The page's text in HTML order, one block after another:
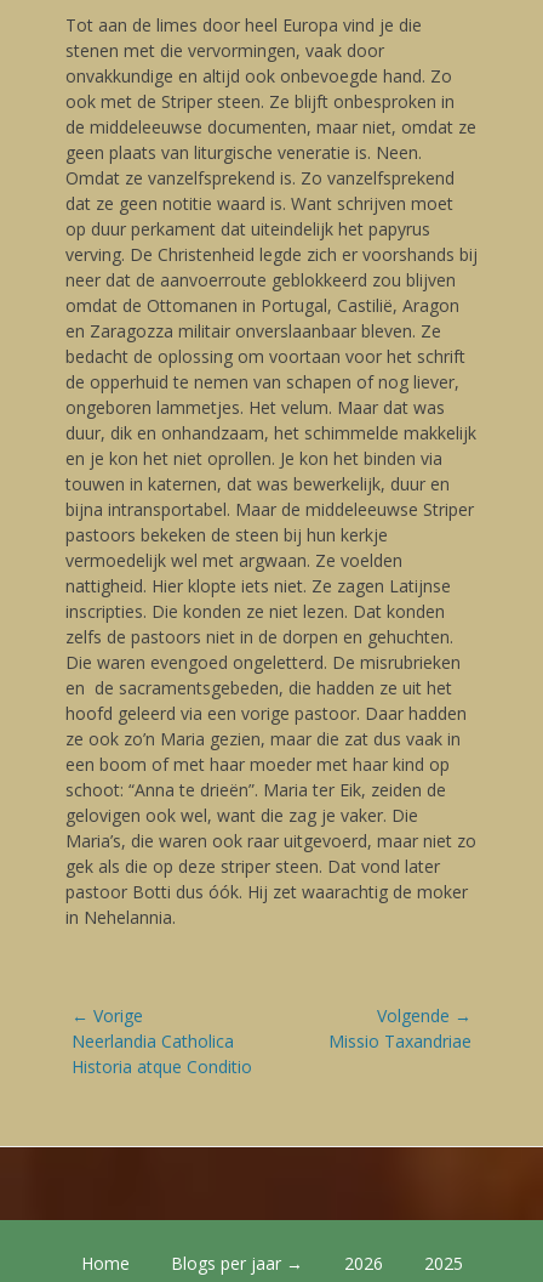
Tot aan de limes door heel Europa vind je die
stenen met die vervormingen, vaak door
onvakkundige en altijd ook onbevoegde hand. Zo
ook met de Striper steen. Ze blijft onbesproken in
de middeleeuwse documenten, maar niet, omdat ze
geen plaats van liturgische veneratie is. Neen.
Omdat ze vanzelfsprekend is. Zo vanzelfsprekend
dat ze geen notitie waard is. Want schrijven moet
op duur perkament dat uiteindelijk het papyrus
verving. De Christenheid legde zich er voorshands bij
neer dat de aanvoerroute geblokkeerd zou blijven
omdat de Ottomanen in Portugal, Castilië, Aragon
en Zaragozza militair onverslaanbaar bleven. Ze
bedacht de oplossing om voortaan voor het schrift
de opperhuid te nemen van schapen of nog liever,
ongeboren lammetjes. Het velum. Maar dat was
duur, dik en onhandzaam, het schimmelde makkelijk
en je kon het niet oprollen. Je kon het binden via
touwen in katernen, dat was bewerkelijk, duur en
bijna intransportabel. Maar de middeleeuwse Striper
pastoors bekeken de steen bij hun kerkje
vermoedelijk wel met argwaan. Ze voelden
nattigheid. Hier klopte iets niet. Ze zagen Latijnse
inscripties. Die konden ze niet lezen. Dat konden
zelfs de pastoors niet in de dorpen en gehuchten.
Die waren evengoed ongeletterd. De misrubrieken
en de sacramentsgebeden, die hadden ze uit het
hoofd geleerd via een vorige pastoor. Daar hadden
ze ook zo’n Maria gezien, maar die zat dus vaak in
een boom of met haar moeder met haar kind op
schoot: “Anna te drieën”. Maria ter Eik, zeiden de
gelovigen ook wel, want die zag je vaker. Die
Maria’s, die waren ook raar uitgevoerd, maar niet zo
gek als die op deze striper steen. Dat vond later
pastoor Botti dus óók. Hij zet waarachtig de moker
in Nehelannia.
Bericht
navigatie
← Vorige
Vorige
blog:
Neerlandia Catholica
Historia atque Conditio
Volgende →
VolgendeMissio Taxandriae
Footer Menu
Home Blogs per jaar → 2026 2025